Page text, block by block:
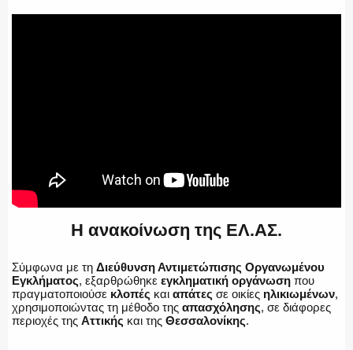
Η ανακοίνωση της ΕΛ.ΑΣ.
Σύμφωνα με τη Διεύθυνση Αντιμετώπισης Οργανωμένου
Εγκλήματος, εξαρθρώθηκε εγκληματική οργάνωση που
πραγματοποιούσε κλοπές και απάτες σε οικίες ηλικιωμένων,
χρησιμοποιώντας τη μέθοδο της απασχόλησης, σε διάφορες
περιοχές της Αττικής και της Θεσσαλονίκης.